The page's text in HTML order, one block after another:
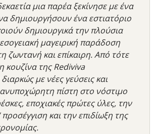
μια παρέα ξεκίνησε με ένα
δημιουργήσουν ένα εστιατόριο
δημιουργικά την πλούσια
μαγειρική παράδοση
ζωντανή και επίκαιρη. Από τότε
κουζίνα της Rediviva
με νέες γεύσεις και
πίστη στο νόστιμο
εποχιακές πρώτες ύλες, την
και την επιδίωξη της